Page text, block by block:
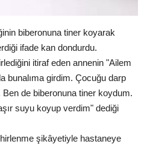
biberonuna tiner koyarak
ifade kan dondurdu.
itiraf eden annenin "Ailem
bunalıma girdim. Çocuğu darp
Ben de biberonuna tiner koydum.
suyu koyup verdim" dediği
şikâyetiyle hastaneye